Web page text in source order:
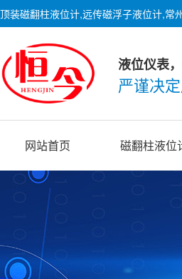
顶装磁翻柱液位计,远传磁浮子液位计,常
液位仪表
严谨决
网站首页 磁翻柱液位